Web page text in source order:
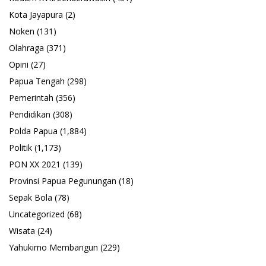
Kota Jayapura (2)
Noken (131)
Olahraga (371)
Opini (27)
Papua Tengah (298)
Pemerintah (356)
Pendidikan (308)
Polda Papua (1,884)
Politik (1,173)
PON XX 2021 (139)
Provinsi Papua Pegunungan (18)
Sepak Bola (78)
Uncategorized (68)
Wisata (24)
Yahukimo Membangun (229)